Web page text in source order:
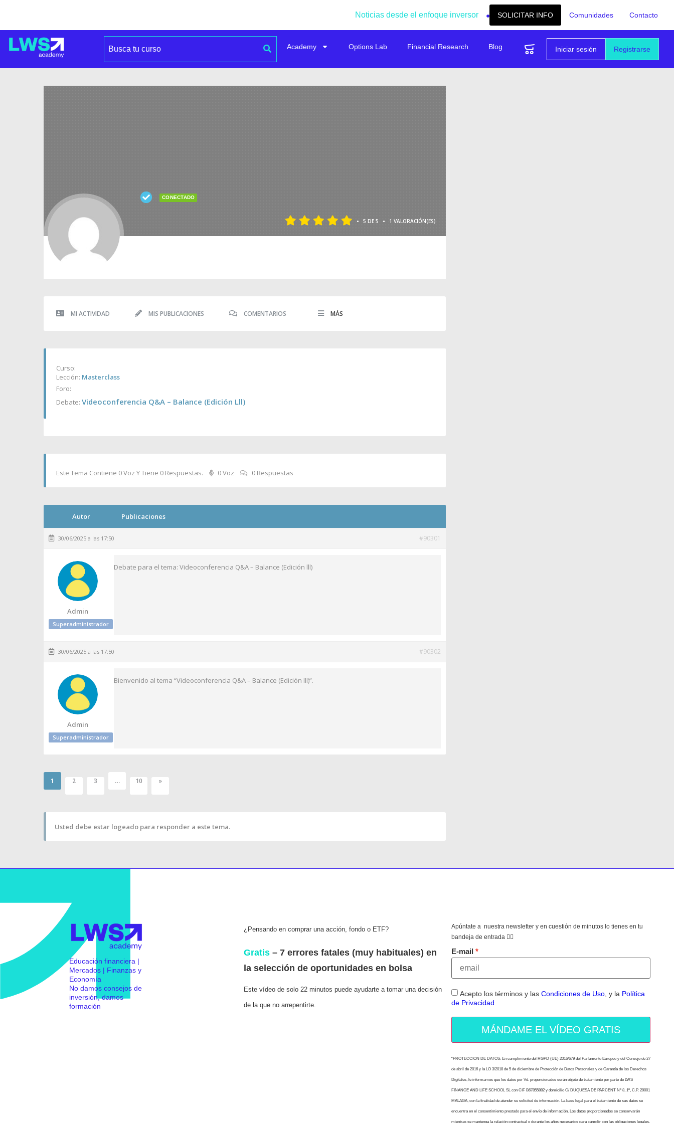
Noticias desde el enfoque inversor SOLICITAR INFO Comunidades Contacto
Registrarse
Iniciar sesión
Academy Options Lab Financial Research Blog
CONECTADO
• 5 DE 5 • 1 VALORACIÓN(ES)
MI ACTIVIDAD MIS PUBLICACIONES COMENTARIOS MÁS
Curso:
Lección: Masterclass
Foro:
Debate: Videoconferencia Q&A – Balance (Edición Lll)
Este Tema Contiene 0 Voz Y Tiene 0 Respuestas. 0 Voz 0 Respuestas
Autor Publicaciones
30/06/2025 a las 17:50 #90301
Admin
Superadministrador
Debate para el tema: Videoconferencia Q&A – Balance (Edición lll)
30/06/2025 a las 17:50 #90302
Admin
Superadministrador
Bienvenido al tema “Videoconferencia Q&A – Balance (Edición lll)”.
1 2 3 … 10 »
Usted debe estar logeado para responder a este tema.
Educación financiera |
Mercados | Finanzas y
Economía
No damos consejos de
inversión, damos
formación
¿Pensando en comprar una acción, fondo o ETF?
Gratis– 7 errores fatales (muy habituales) en
la selección de oportunidades en bolsa
Este vídeo de solo 22 minutos puede ayudarte a tomar una decisión
de la que no arrepentirte.
Apúntate a nuestra newsletter y en cuestión de minutos lo tienes en tu
bandeja de entrada 👇🏻
E-mail
Acepto los términos y las Condiciones de Uso, y la Política
de Privacidad
MÁNDAME EL VÍDEO GRATIS
“PROTECCION DE DATOS: En cumplimiento del RGPD (UE) 2016/679 del Parlamento Europeo y del Consejo de 27
de abril de 2016 y la LO 3/2018 de 5 de diciembre de Protección de Datos Personales y de Garantía de los Derechos
Digitales, le informamos que los datos por Vd. proporcionados serán objeto de tratamiento por parte de LWS
FINANCE AND LIFE SCHOOL SL con CIF B67855882 y domicilio C/ DUQUESA DE PARCENT Nº 8, 1º, C.P. 29001
MALAGA, con la finalidad de atender su solicitud de información. La base legal para el tratamiento de sus datos se
encuentra en el consentimiento prestado para el envío de información. Los datos proporcionados se conservarán
mientras se mantenga la relación contractual o durante los años necesarios para cumplir con las obligaciones legales.